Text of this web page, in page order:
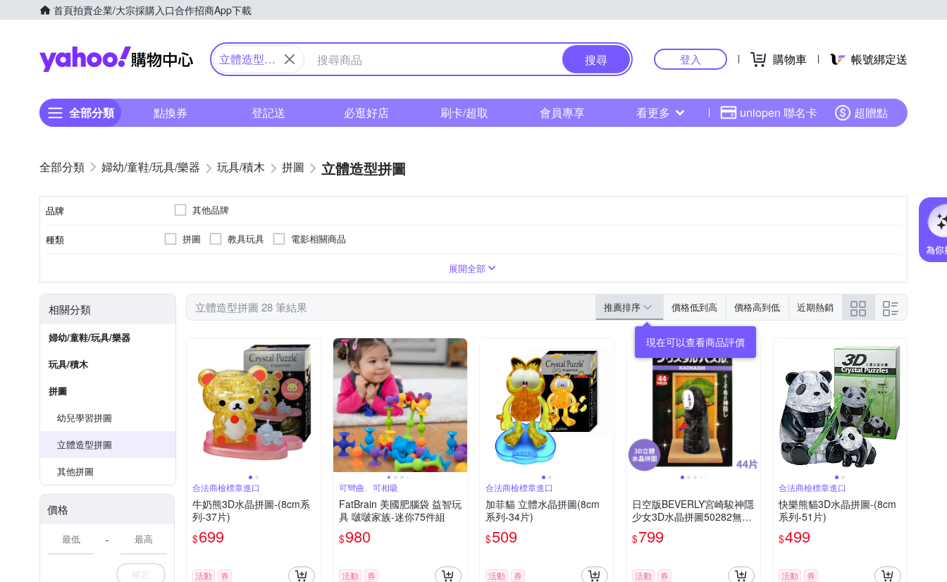
首頁拍賣企業/大宗採購入口合作招商App下載
Yahoo購物中心
立體造型拼
搜尋 登入 購物車 帳號綁定送
全部分類 點換券 登記送 必逛好店 刷卡/超取 會員專享 看更多 uniopen 聯名卡 超贈點
婦幼/童鞋/玩具/樂器 玩具/積木 拼圖 立體造型拼圖
品牌 其他品牌
種類 拼圖 教具玩具 電影相關商品
森林家族
展開全部
相關分類
婦幼/童鞋/玩具/樂器
玩具/積木
拼圖
幼兒學習拼圖
立體造型拼圖
其他拼圖
價格
-
確定
立體造型拼圖 28 筆結果 推薦排序 價格低到高 價格高到低 近期熱銷
合法商檢標章進口
牛奶熊3D水晶拼圖-(8cm系
列-37片)
$699
活動 券
可彎曲、可相吸
FatBrain 美國肥腦袋 益智玩
具 啵啵家族-迷你75件組
$980
活動 券
合法商檢標章進口
加菲貓 立體水晶拼圖(8cm
系列-34片)
$509
活動 券
日空版BEVERLY宮崎駿神隱
少女3D水晶拼圖50282無臉
男(44片;拿藥牌場景)千と千
尋の神隠し吉卜力パズル療
$799
活動 券
合法商檢標章進口
快樂熊貓3D水晶拼圖-(8cm
系列-51片)
$499
活動 券